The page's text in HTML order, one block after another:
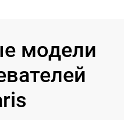
модели